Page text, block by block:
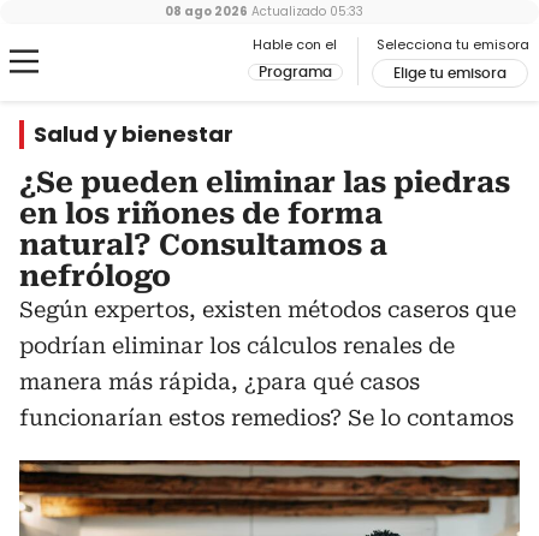
Hable con el
Programa
Selecciona tu emisora
Elige tu emisora
08 ago 2026 Actualizado 05:33
Salud y bienestar
¿Se pueden eliminar las piedras
en los riñones de forma
natural? Consultamos a
nefrólogo
Según expertos, existen métodos caseros que
podrían eliminar los cálculos renales de
manera más rápida, ¿para qué casos
funcionarían estos remedios? Se lo contamos